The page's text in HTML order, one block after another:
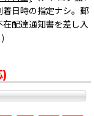
日時の指定ナシ。郵
配達通知書を差し入
)